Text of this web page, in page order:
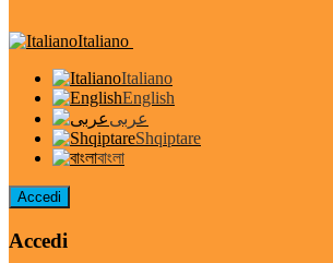
Italiano
Italiano
English
عربى
Shqiptare
বাংলা
Accedi
Accedi